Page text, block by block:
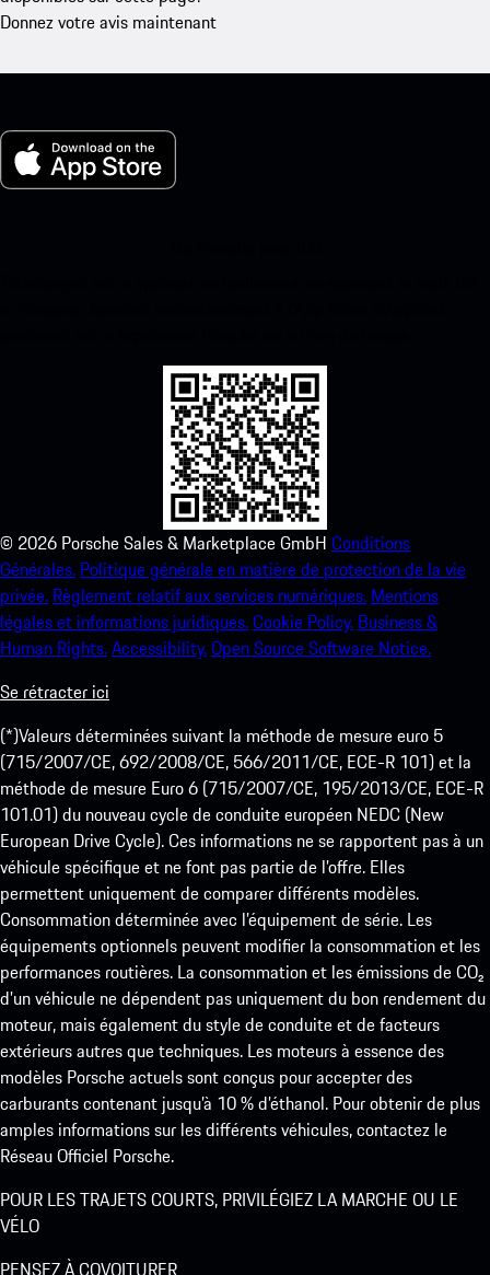
Donnez votre avis maintenant
© 2026 Porsche Sales & Marketplace GmbH Conditions
Générales. Politique générale en matière de protection de la vie
privée. Règlement relatif aux services numériques. Mentions
légales et informations juridiques.Cookie Policy. Business &
Human Rights.Accessibility.Open Source Software Notice.
Se rétracter ici
(*)Valeurs déterminées suivant la méthode de mesure euro 5
(715/2007/CE, 692/2008/CE, 566/2011/CE, ECE-R 101) et la
méthode de mesure Euro 6 (715/2007/CE, 195/2013/CE, ECE-R
101.01) du nouveau cycle de conduite européen NEDC (New
European Drive Cycle). Ces informations ne se rapportent pas à un
véhicule spécifique et ne font pas partie de l’offre. Elles
permettent uniquement de comparer différents modèles.
Consommation déterminée avec l’équipement de série. Les
équipements optionnels peuvent modifier la consommation et les
performances routières. La consommation et les émissions de CO₂
d’un véhicule ne dépendent pas uniquement du bon rendement du
moteur, mais également du style de conduite et de facteurs
extérieurs autres que techniques. Les moteurs à essence des
modèles Porsche actuels sont conçus pour accepter des
carburants contenant jusqu’à 10 % d’éthanol. Pour obtenir de plus
amples informations sur les différents véhicules, contactez le
Réseau Officiel Porsche.
POUR LES TRAJETS COURTS, PRIVILÉGIEZ LA MARCHE OU LE
VÉLO
PENSEZ À COVOITURER